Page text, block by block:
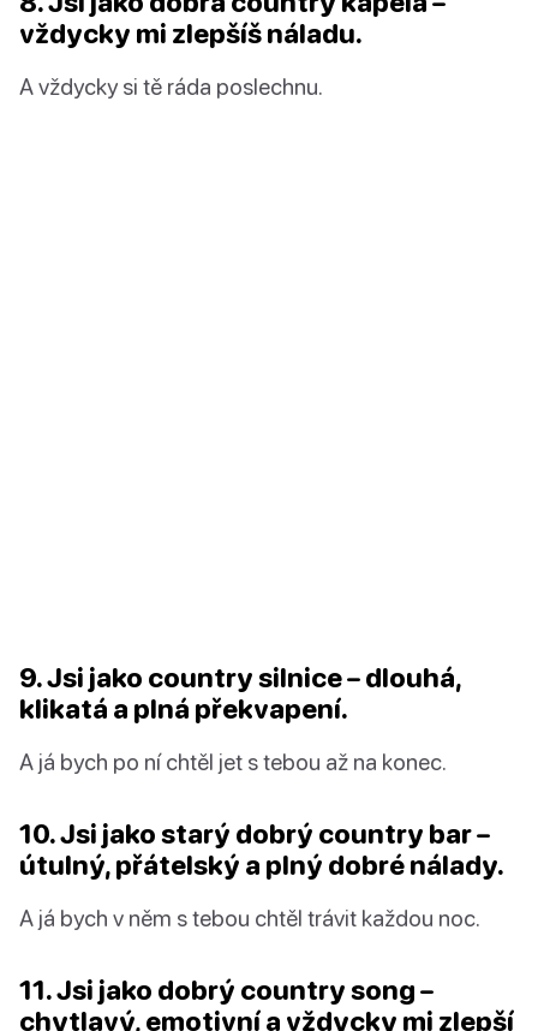
vždycky mi zlepšíš náladu.
A vždycky si tě ráda poslechnu.
9. Jsi jako country silnice – dlouhá,
klikatá a plná překvapení.
A já bych po ní chtěl jet s tebou až na konec.
10. Jsi jako starý dobrý country bar –
útulný, přátelský a plný dobré nálady.
A já bych v něm s tebou chtěl trávit každou noc.
11. Jsi jako dobrý country song –
chytlavý, emotivní a vždycky mi zlepší